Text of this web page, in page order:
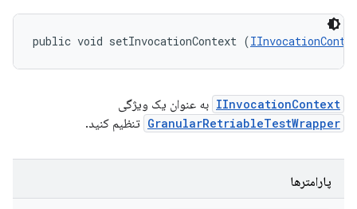
public void setInvocationContext (
IInvocationContext به عنوان یک ویژگی
GranularRetriableTestWrapper تنظیم کنید.
پارامترها